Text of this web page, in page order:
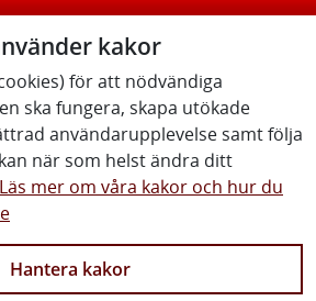
kakor
för att nödvändiga
ska fungera, skapa utökade
användarupplevelse samt följa
när som helst ändra ditt
Läs mer om våra kakor och hur du
Hantera kakor